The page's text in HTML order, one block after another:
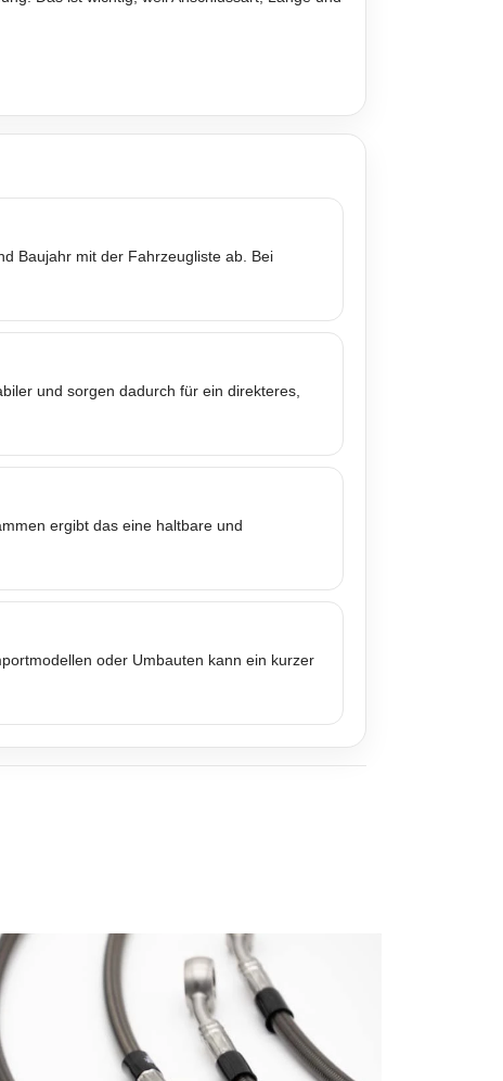
Baujahr mit der Fahrzeugliste ab. Bei
und sorgen dadurch für ein direkteres,
ergibt das eine haltbare und
oder Umbauten kann ein kurzer